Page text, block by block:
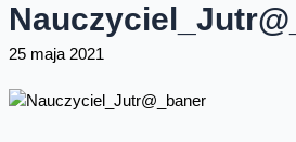
25 maja 2021